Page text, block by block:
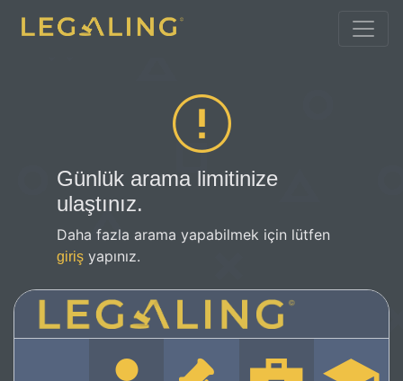
Günlük arama limitinize
ulaştınız.
Daha fazla arama yapabilmek için lütfen
giriş yapınız.